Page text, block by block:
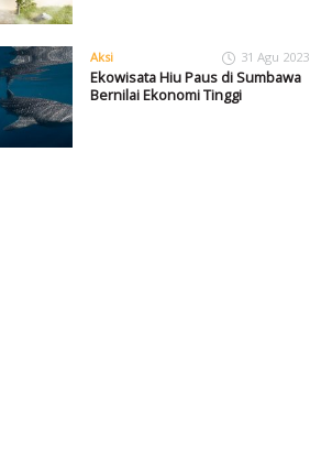
Aksi 31 Agu 2023
Ekowisata Hiu Paus di Sumbawa
Bernilai Ekonomi Tinggi